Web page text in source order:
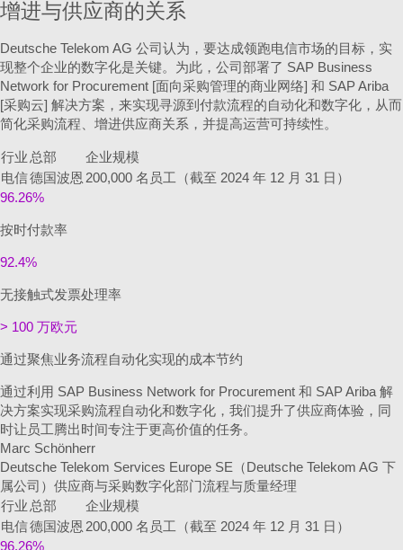
增进与供应商的关系
Deutsche Telekom AG 公司认为，要达成领跑电信市场的目标，实
现整个企业的数字化是关键。为此，公司部署了 SAP Business
Network for Procurement [面向采购管理的商业网络] 和 SAP Ariba
[采购云] 解决方案，来实现寻源到付款流程的自动化和数字化，从而
简化采购流程、增进供应商关系，并提高运营可持续性。
行业 总部
企业规模
电信德国波恩 200,000 名员工（截至 2024 年 12 月 31 日）
96.26%
按时付款率
92.4%
无接触式发票处理率
> 100 万欧元
通过聚焦业务流程自动化实现的成本节约
通过利用 SAP Business Network for Procurement 和 SAP Ariba 解
决方案实现采购流程自动化和数字化，我们提升了供应商体验，同
时让员工腾出时间专注于更高价值的任务。
Marc Schönherr
Deutsche Telekom Services Europe SE（Deutsche Telekom AG 下
属公司）供应商与采购数字化部门流程与质量经理
行业 总部
企业规模
电信德国波恩 200,000 名员工（截至 2024 年 12 月 31 日）
96.26%